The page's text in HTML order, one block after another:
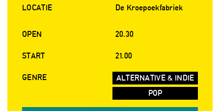
LOCATIE De Kroepoekfabriek
OPEN 20.30
START 21.00
GENRE
ALTERNATIVE & INDIE
POP